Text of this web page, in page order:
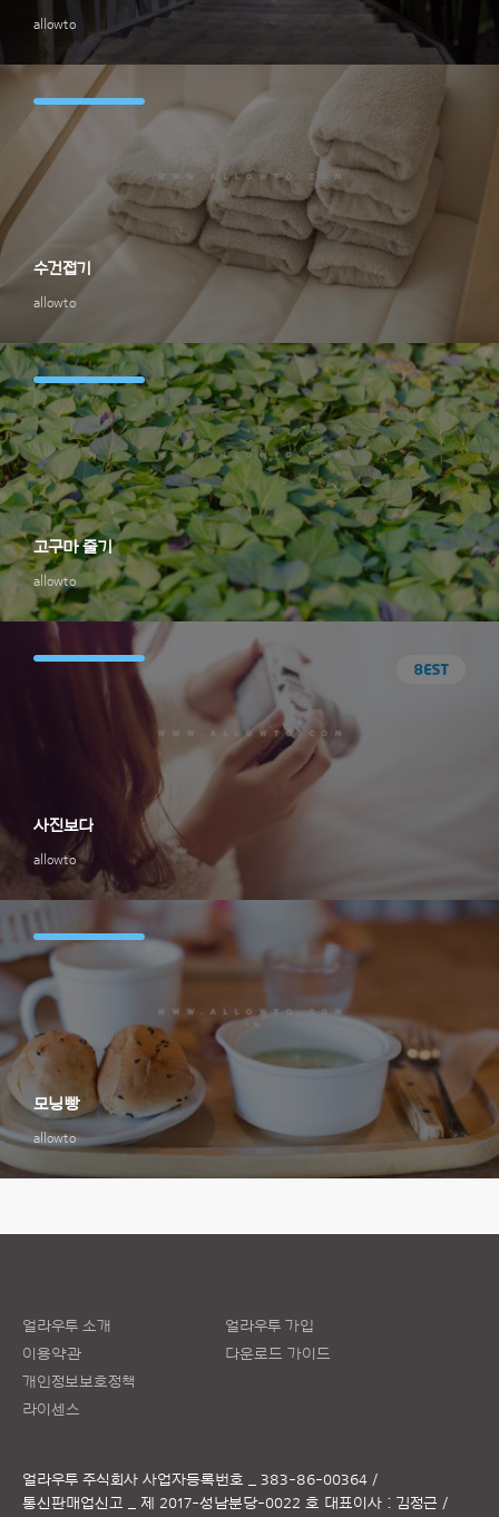
allowto
allowto
수건접기
allowto
고구마 줄기
allowto
사진보다
allowto
모닝빵
얼라우투 소개
이용약관
개인정보보호정책
라이센스
얼라우투 가입
다운로드 가이드
얼라우투 주식회사 사업자등록번호 _ 383-86-00364 /
통신판매업신고 _ 제 2017-성남분당-0022 호 대표이사 : 김정근 /